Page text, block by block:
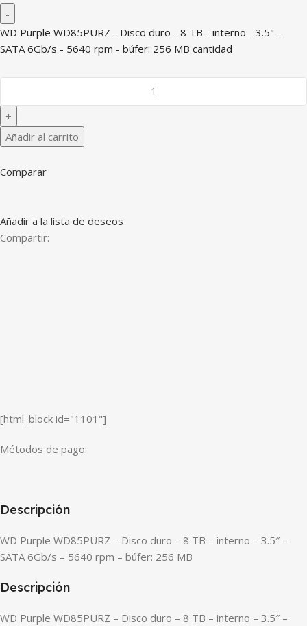
WD Purple WD85PURZ - Disco duro - 8 TB - interno - 3.5" -
SATA 6Gb/s - 5640 rpm - búfer: 256 MB cantidad
Añadir al carrito
Comparar
Añadir a la lista de deseos
Compartir:
[html_block id="1101"]
Métodos de pago:
Descripción
WD Purple WD85PURZ – Disco duro – 8 TB – interno – 3.5″ –
SATA 6Gb/s – 5640 rpm – búfer: 256 MB
Descripción
WD Purple WD85PURZ – Disco duro – 8 TB – interno – 3.5″ –